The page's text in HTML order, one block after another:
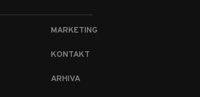
MARKETING
KONTAKT
ARHIVA